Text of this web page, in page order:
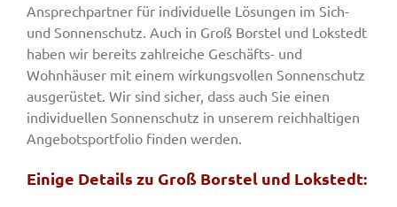
Ansprechpartner für individuelle Lösungen im Sich-
und Sonnenschutz. Auch in Groß Borstel und Lokstedt
haben wir bereits zahlreiche Geschäfts- und
Wohnhäuser mit einem wirkungsvollen Sonnenschutz
ausgerüstet. Wir sind sicher, dass auch Sie einen
individuellen Sonnenschutz in unserem reichhaltigen
Angebotsportfolio finden werden.
Einige Details zu Groß Borstel und Lokstedt: